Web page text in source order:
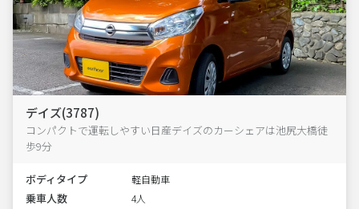
デイズ(3787)
コンパクトで運転しやすい日産デイズのカーシェアは池尻大橋徒
歩9分
ボディタイプ 軽自動車
乗車人数 4人